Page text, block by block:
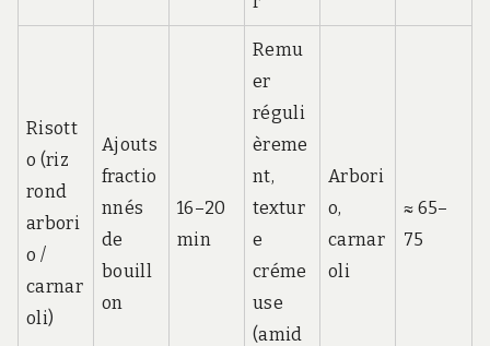
Risott
o (riz
rond
arbori
o /
carnar
oli)
Ajouts
fractio
nnés
de
bouill
on
16–20
min
Remu
er
réguli
èreme
nt,
textur
e
créme
use
(amid
Arbori
o,
carnar
oli
≈ 65–
75